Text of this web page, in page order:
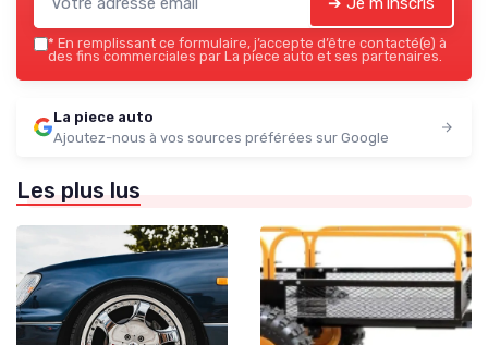
* En remplissant ce formulaire, j’accepte d’être contacté(e) à
des fins commerciales par La piece auto et ses partenaires.
La piece auto
Ajoutez-nous à vos sources préférées sur Google
Les plus lus